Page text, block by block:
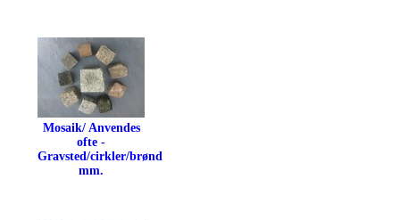
Mosaik/ Anvendes
ofte -
Gravsted/cirkler/brønd
mm.